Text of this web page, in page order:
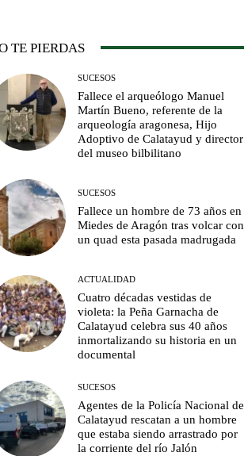
TE PIERDAS
SUCESOS
Fallece el arqueólogo Manuel
Martín Bueno, referente de la
arqueología aragonesa, Hijo
Adoptivo de Calatayud y director
del museo bilbilitano
SUCESOS
Fallece un hombre de 73 años en
Miedes de Aragón tras volcar con
un quad esta pasada madrugada
ACTUALIDAD
Cuatro décadas vestidas de
violeta: la Peña Garnacha de
Calatayud celebra sus 40 años
inmortalizando su historia en un
documental
SUCESOS
Agentes de la Policía Nacional de
Calatayud rescatan a un hombre
que estaba siendo arrastrado por
la corriente del río Jalón